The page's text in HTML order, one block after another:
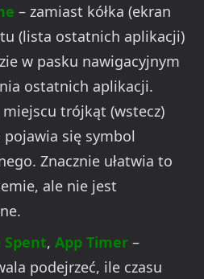
– zamiast kółka (ekran
(lista ostatnich aplikacji)
w pasku nawigacyjnym
ostatnich aplikacji.
trójkąt (wstecz)
się symbol
Znacznie ułatwia to
ale nie jest
Spent, App Timer –
podejrzeć, ile czasu